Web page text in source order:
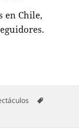
en Chile,
a sus fans: